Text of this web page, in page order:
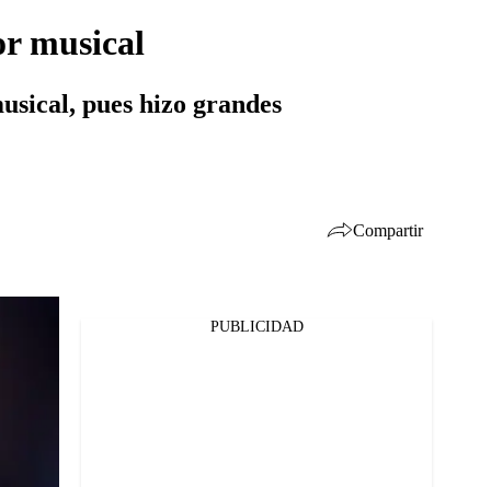
musical
pues hizo grandes
Compartir
PUBLICIDAD